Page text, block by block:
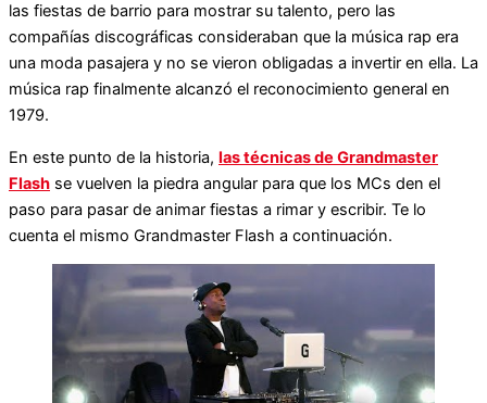
las fiestas de barrio para mostrar su talento, pero las
compañías discográficas consideraban que la música rap era
una moda pasajera y no se vieron obligadas a invertir en ella. La
música rap finalmente alcanzó el reconocimiento general en
1979.
En este punto de la historia, las técnicas de Grandmaster
Flash se vuelven la piedra angular para que los MCs den el
paso para pasar de animar fiestas a rimar y escribir. Te lo
cuenta el mismo Grandmaster Flash a continuación.